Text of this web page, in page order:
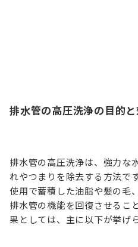
排水管の高圧洗浄の目的
排水管の高圧洗浄は、強力な
れやつまりを除去する方法で
使用で蓄積した油脂や髪の毛
排水管の機能を回復させるこ
果としては、主に以下が挙げ